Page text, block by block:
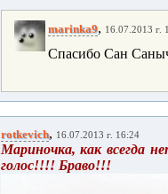
marinka9, 16.07.2013 г.
Спасибо Сан
rotkevich, 16.07.2013 г. 16:24
Мариночка, как всегда
голос!!!! Браво!!!